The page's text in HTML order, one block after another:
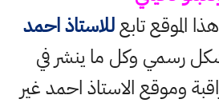
هذا الموقع تابعللاستاذ احمد
رسمي وكل ما ينشر في
وموقع الاستاذ احمد غير